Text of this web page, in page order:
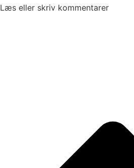
Læs eller skriv kommentarer